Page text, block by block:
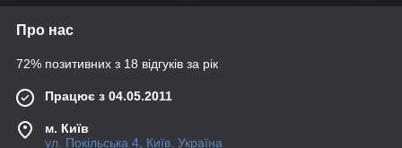
Про нас
72% позитивних з 18 відгуків за рік
Працює з 04.05.2011
м. Київ
ул. Покільська 4, Київ, Україна